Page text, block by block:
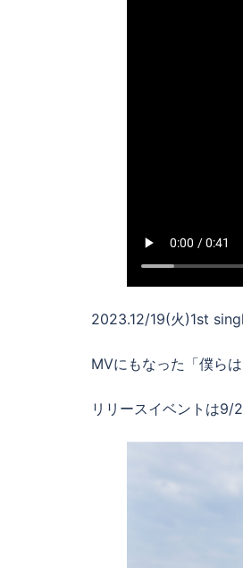
2023.12/19(火)1st
MVにもなった「僕ら
リリースイベントは9/